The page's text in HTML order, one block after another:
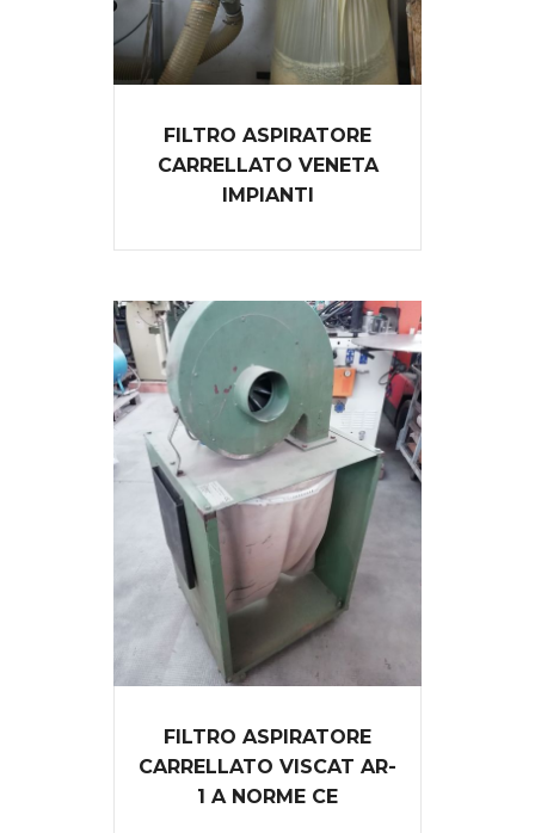
FILTRO ASPIRATORE
CARRELLATO VENETA
IMPIANTI
FILTRO ASPIRATORE
CARRELLATO VISCAT AR-
1 A NORME CE